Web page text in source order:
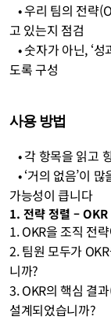
   • 우리 팀의 전략(OKR)이 실제 실행(KBI)과 성과(KPI)로 연결되
고 있는지 점검
   • 숫자가 아닌, ‘성과를 만드는 구조’를 리더가 직접 진단할 수 있
도록 구성
사용 방법
• 각 항목을 읽
   • ‘거의 없음’이 많을수록 OKR–KPI–KBI 구조가 실행되지 않을
가능성이 큽니다
1. 전략 정렬 –
1. OKR을 조직 전
2. 팀원 모두가
니까?
3. OKR의 핵심 결
설계되었습니까?